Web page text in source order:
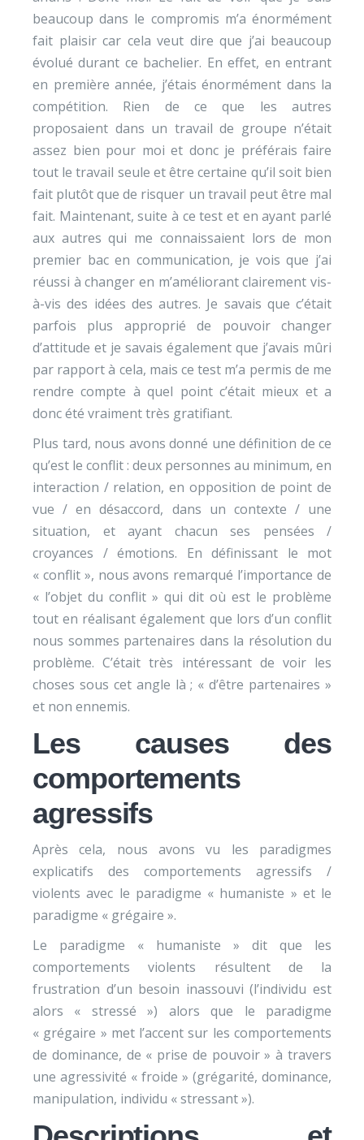
beaucoup dans le compromis m’a énormément
fait plaisir car cela veut dire que j’ai beaucoup
évolué durant ce bachelier. En effet, en entrant
en première année, j’étais énormément dans la
compétition. Rien de ce que les autres
proposaient dans un travail de groupe n’était
assez bien pour moi et donc je préférais faire
tout le travail seule et être certaine qu’il soit bien
fait plutôt que de risquer un travail peut être mal
fait. Maintenant, suite à ce test et en ayant parlé
aux autres qui me connaissaient lors de mon
premier bac en communication, je vois que j’ai
réussi à changer en m’améliorant clairement vis-
à-vis des idées des autres. Je savais que c’était
parfois plus approprié de pouvoir changer
d’attitude et je savais également que j’avais mûri
par rapport à cela, mais ce test m’a permis de me
rendre compte à quel point c’était mieux et a
donc été vraiment très gratifiant.
Plus tard, nous avons donné une définition de ce
qu’est le conflit : deux personnes au minimum, en
interaction / relation, en opposition de point de
vue / en désaccord, dans un contexte / une
situation, et ayant chacun ses pensées /
croyances / émotions. En définissant le mot
« conflit », nous avons remarqué l’importance de
« l’objet du conflit » qui dit où est le problème
tout en réalisant également que lors d’un conflit
nous sommes partenaires dans la résolution du
problème. C’était très intéressant de voir les
choses sous cet angle là ; « d’être partenaires »
et non ennemis.
Les causes des
comportements
agressifs
Après cela, nous avons vu les paradigmes
explicatifs des comportements agressifs /
violents avec le paradigme « humaniste » et le
paradigme « grégaire ».
Le paradigme « humaniste » dit que les
comportements violents résultent de la
frustration d’un besoin inassouvi (l’individu est
alors « stressé ») alors que le paradigme
« grégaire » met l’accent sur les comportements
de dominance, de « prise de pouvoir » à travers
une agressivité « froide » (grégarité, dominance,
manipulation, individu « stressant »).